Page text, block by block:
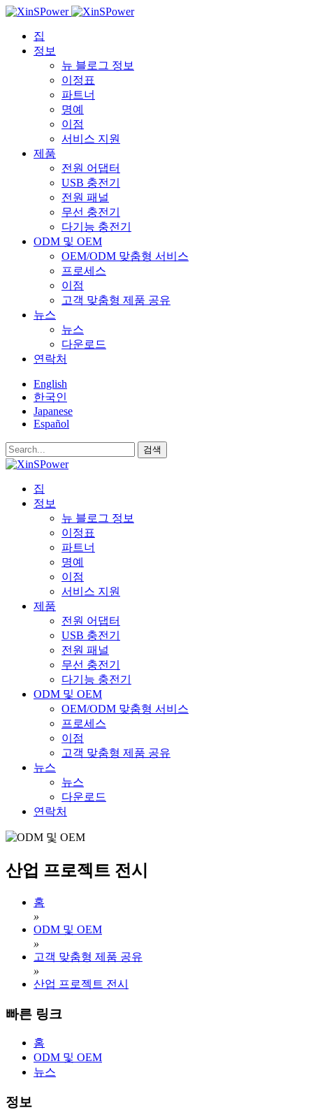
집
정보
뉴 블로그 정보
이정표
파트너
명예
이점
서비스 지원
제품
전원 어댑터
USB 충전기
전원 패널
무선 충전기
다기능 충전기
ODM 및 OEM
OEM/ODM 맞춤형 서비스
프로세스
이점
고객 맞춤형 제품 공유
뉴스
뉴스
다운로드
연락처
English
한국인
Japanese
Español
검색
집
정보
뉴 블로그 정보
이정표
파트너
명예
이점
서비스 지원
제품
전원 어댑터
USB 충전기
전원 패널
무선 충전기
다기능 충전기
ODM 및 OEM
OEM/ODM 맞춤형 서비스
프로세스
이점
고객 맞춤형 제품 공유
뉴스
뉴스
다운로드
연락처
산업 프로젝트 전시
홈
»
ODM 및 OEM
»
고객 맞춤형 제품 공유
»
산업 프로젝트 전시
빠른 링크
홈
ODM 및 OEM
뉴스
정보